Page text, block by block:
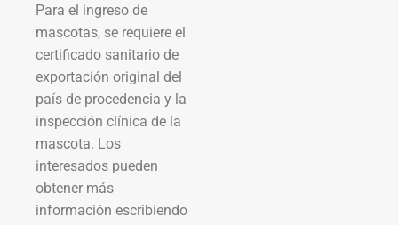
Para el ingreso de
mascotas, se requiere el
certificado sanitario de
exportación original del
país de procedencia y la
inspección clínica de la
mascota. Los
interesados pueden
obtener más
información escribiendo